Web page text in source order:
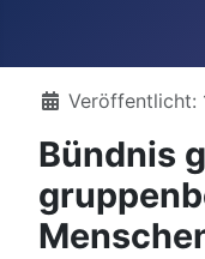
Details
Veröffentlicht:
Bündnis